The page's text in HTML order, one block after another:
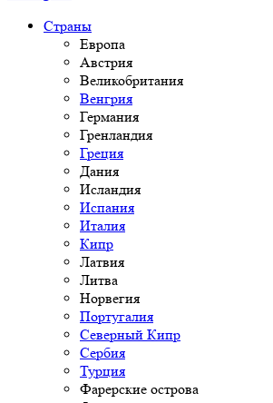
Страны
Европа
Австрия
Великобритания
Венгрия
Германия
Гренландия
Греция
Дания
Исландия
Испания
Италия
Кипр
Латвия
Литва
Норвегия
Португалия
Северный Кипр
Сербия
Турция
Фарерские острова